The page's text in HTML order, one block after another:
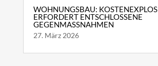
WOHNUNGSBAU:
ERFORDERT ENTSCHLOSSENE
GEGENMASSNAHMEN
27. März 2026